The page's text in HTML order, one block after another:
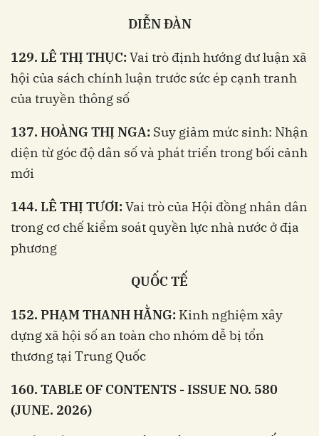
DIỄN ĐÀN
129. LÊ THỊ THỤC:Vai trò định hướng dư luận xã
hội của sách chính luận trước sức ép cạnh tranh
của truyền thông số
137. HOÀNG THỊ NGA: Suy giảm mức sinh: Nhận
diện từ góc độ dân số và phát triển trong bối cảnh
mới
144. LÊ THỊ TƯƠI:Vai trò của Hội đồng nhân dân
trong cơ chế kiểm soát quyền lực nhà nước ở địa
phương
QUỐC TẾ
152. PHẠM THANH HẰNG: Kinh nghiệm xây
dựng xã hội số an toàn cho nhóm dễ bị tổn
thương tại Trung Quốc
160. TABLE OF CONTENTS - ISSUE NO. 580
(JUNE. 2026)